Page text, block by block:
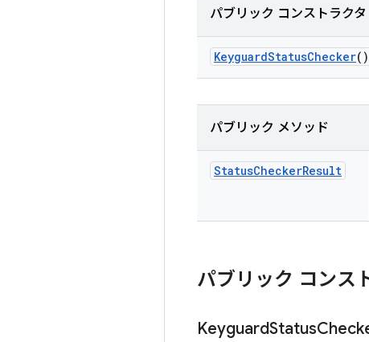
パブリック コンストラクタ
KeyguardStatusChecker()
パブリック メソッド
StatusCheckerResult
パブリック コンス
KeyguardStatus